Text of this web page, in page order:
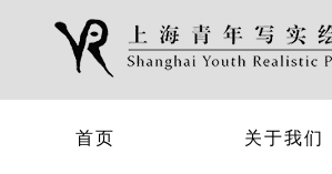
首页 关于我们